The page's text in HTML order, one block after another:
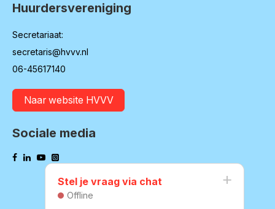
Huurdersvereniging
Secretariaat:
secretaris@hvvv.nl
06-45617140
Naar website HVVV
Sociale media
Stel je vraag via chat
Offline